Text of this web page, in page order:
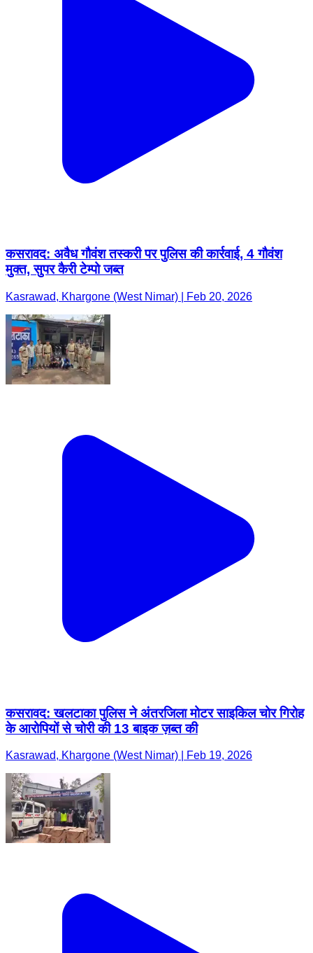
कसरावद: अवैध गौवंश तस्करी पर पुलिस की कार्रवाई, 4 गौवंश
मुक्त, सुपर कैरी टेम्पो जब्त
Kasrawad, Khargone (West Nimar) | Feb 20, 2026
कसरावद: खलटाका पुलिस ने अंतरजिला मोटर साइकिल चोर गिरोह
के आरोपियों से चोरी की 13 बाइक ज़ब्त की
Kasrawad, Khargone (West Nimar) | Feb 19, 2026